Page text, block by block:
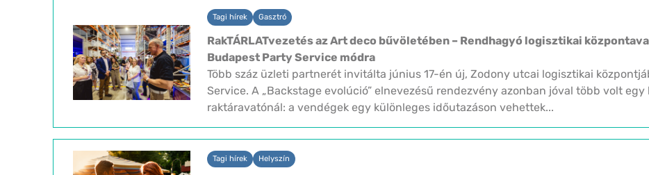
Tagi hírek Gasztró
RakTÁRLATvezetés az Art deco bűvöletében – Rendhagyó logisztikai
Budapest Party Service módra
Több száz üzleti partnerét invitálta június 17-én új, Zodony utcai logisztikai
Service. A „Backstage evolúció” elnevezésű rendezvény azonban jóval több volt
raktáravatónál: a vendégek egy különleges időutazáson vehettek...
Tagi hírek Helyszín